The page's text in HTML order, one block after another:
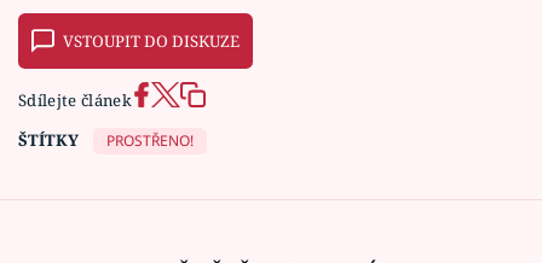
VSTOUPIT DO DISKUZE
Sdílejte článek
ŠTÍTKY
PROSTŘENO!